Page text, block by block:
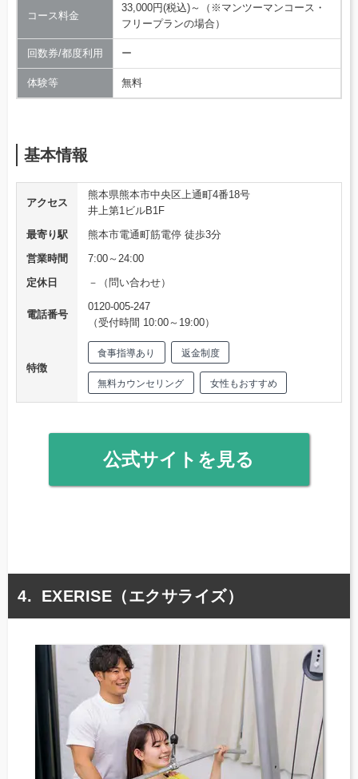
コース料金
33,000円(税込)～（※マンツーマンコース・
フリープランの場合）
回数券/都度利用 ー
体験等 無料
基本情報
アクセス
熊本県熊本市中央区上通町4番18号
井上第1ビルB1F
最寄り駅
熊本市電通町筋電停 徒歩3分
営業時間
7:00～24:00
定休日
－（問い合わせ）
電話番号
0120-005-247
（受付時間 10:00～19:00）
特徴
食事指導あり 返金制度
無料カウンセリング 女性もおすすめ
公式サイトを見る
EXERISE（エクサライズ）